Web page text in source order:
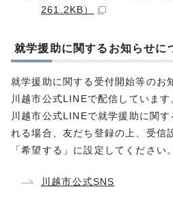
261.2KB）
就学援助に関するお知らせに
就学援助に関する受付開始等のお
川越市公式LINEで配信しています
川越市公式LINEで就学援助に関
れる場合、友だち登録の上、受信
「希望する」に設定してください。
川越市公式SNS